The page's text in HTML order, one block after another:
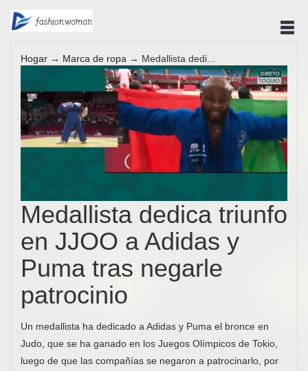
Hogar → Marca de ropa → Medallista dedi...
Medallista dedica triunfo
en JJOO a Adidas y
Puma tras negarle
patrocinio
Un medallista ha dedicado a Adidas y Puma el bronce en
Judo, que se ha ganado en los Juegos Olímpicos de Tokio,
luego de que las compañías se negaron a patrocinarlo, por